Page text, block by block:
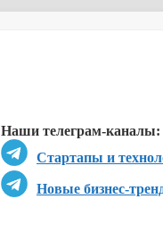
Наши телеграм-каналы:
Стартапы и
Новые бизнес-